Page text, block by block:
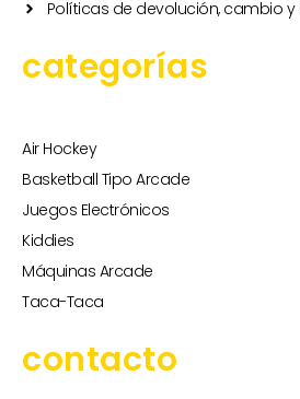
Políticas de devolución, cambio
categorías
Air Hockey
Basketball Tipo Arcade
Juegos Electrónicos
Kiddies
Máquinas Arcade
Taca-Taca
contacto